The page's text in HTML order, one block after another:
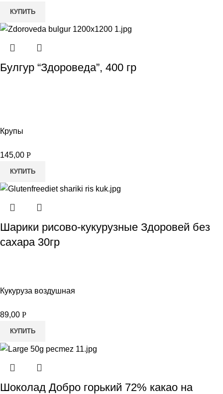
КУПИТЬ
Булгур “Здороведа”, 400 гр
Крупы
145,00 Р
КУПИТЬ
Шарики рисово-кукурузные Здоровей без
сахара 30гр
Кукуруза воздушная
89,00 Р
КУПИТЬ
Шоколад Добро горький 72% какао на